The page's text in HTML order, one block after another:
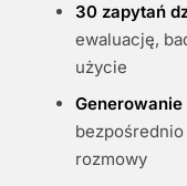
30 zapytań
ewaluację,
użycie
rozmowy